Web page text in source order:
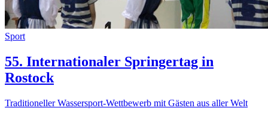
Sport
55. Internationaler Springertag in
Rostock
Traditioneller Wassersport-Wettbewerb mit Gästen aus aller Welt